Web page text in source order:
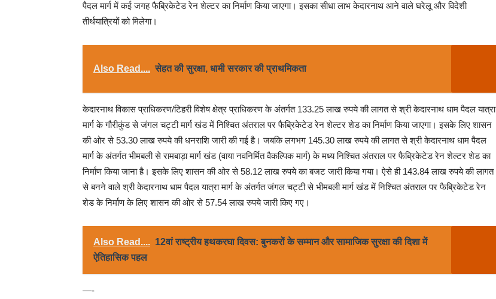
पैदल मार्ग में कई जगह फैब्रिकेटेड रेन शेल्टर का निर्माण किया जाएगा। इसका सीधा लाभ केदारनाथ आने वाले घरेलू और विदेशी
तीर्थयात्रियों को मिलेगा।
Also Read.... सेहत की सुरक्षा, धामी सरकार की प्राथमिकता
केदारनाथ विकास प्राधिकरण/टिहरी विशेष क्षेत्र प्राधिकरण के अंतर्गत 133.25 लाख रुपये की लागत से श्री केदारनाथ धाम पैदल यात्रा
मार्ग के गौरीकुंड से जंगल चट्टी मार्ग खंड में निश्चित अंतराल पर फैब्रिकेटेड रेन शेल्टर शेड का निर्माण किया जाएगा। इसके लिए शासन
की ओर से 53.30 लाख रुपये की धनराशि जारी की गई है। जबकि लगभग 145.30 लाख रुपये की लागत से श्री केदारनाथ धाम पैदल
मार्ग के अंतर्गत भीमबली से रामबाड़ा मार्ग खंड (वाया नवनिर्मित वैकल्पिक मार्ग) के मध्य निश्चित अंतराल पर फैब्रिकेटेड रेन शेल्टर शेड का
निर्माण किया जाना है। इसके लिए शासन की ओर से 58.12 लाख रुपये का बजट जारी किया गया। ऐसे ही 143.84 लाख रुपये की लागत
से बनने वाले श्री केदारनाथ धाम पैदल यात्रा मार्ग के अंतर्गत जंगल चट्टी से भीमबली मार्ग खंड में निश्चित अंतराल पर फैब्रिकेटेड रेन
शेड के निर्माण के लिए शासन की ओर से 57.54 लाख रुपये जारी किए गए।
Also Read.... 12वां राष्ट्रीय हथकरघा दिवस: बुनकरों के सम्मान और सामाजिक सुरक्षा की दिशा में
ऐतिहासिक पहल
—-